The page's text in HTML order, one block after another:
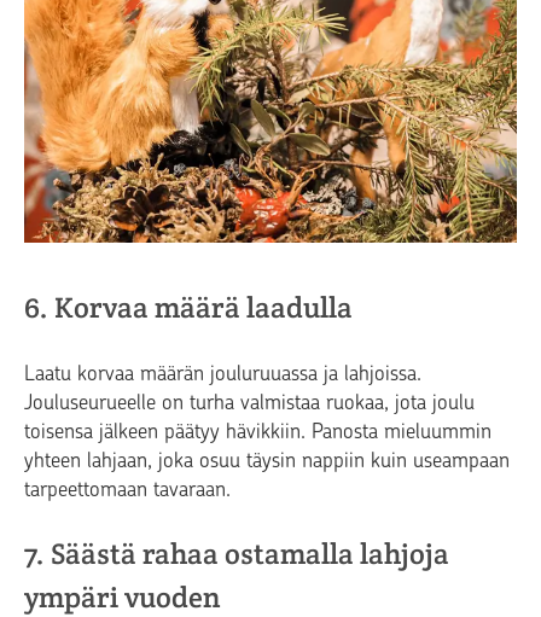
6. Korvaa määrä laadulla
Laatu korvaa määrän jouluruuassa ja lahjoissa.
Jouluseurueelle on turha valmistaa ruokaa, jota joulu
toisensa jälkeen päätyy hävikkiin. Panosta mieluummin
yhteen lahjaan, joka osuu täysin nappiin kuin useampaan
tarpeettomaan tavaraan.
7. Säästä rahaa ostamalla lahjoja
ympäri vuoden